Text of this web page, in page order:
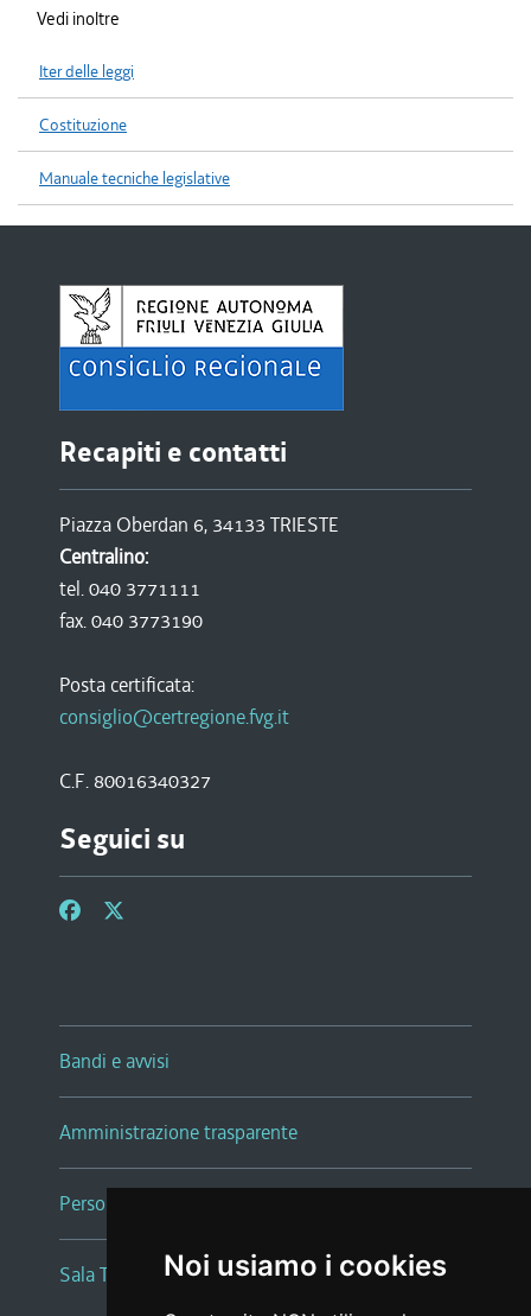
Noi usiamo i cookies
Vedi inoltre
Iter delle leggi
Costituzione
Manuale tecniche legislative
Recapiti e contatti
Piazza Oberdan 6, 34133 TRIESTE
Centralino:
tel. 040 3771111
fax. 040 3773190
Posta certificata:
consiglio@certregione.fvg.it
C.F. 80016340327
Seguici su
Bandi e avvisi
Amministrazione trasparente
Persone e Uffici
Sala Tiziano Tessitori